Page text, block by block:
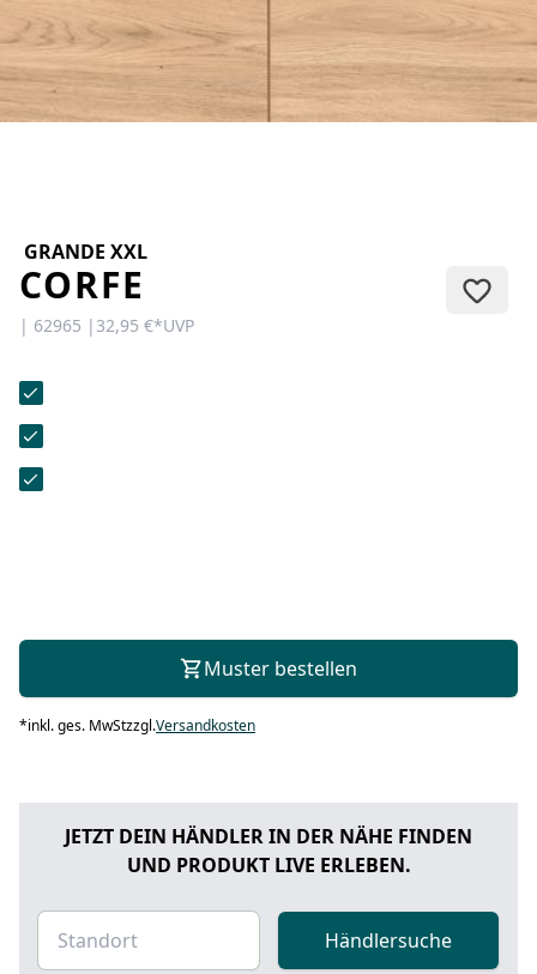
KONTAKT
Sie haben Fragen oder wünschen
eine persönliche Beratung?
Unser Team ist für Sie da –
unser Kontaktformular.
GRANDE XXL
CORFE
| 62965 |32,95 €*UVP
Muster bestellen
*inkl. ges. MwStzzgl.Versandkosten
JETZT DEIN HÄNDLER IN DER NÄHE FINDEN
UND PRODUKT LIVE ERLEBEN.
Händlersuche